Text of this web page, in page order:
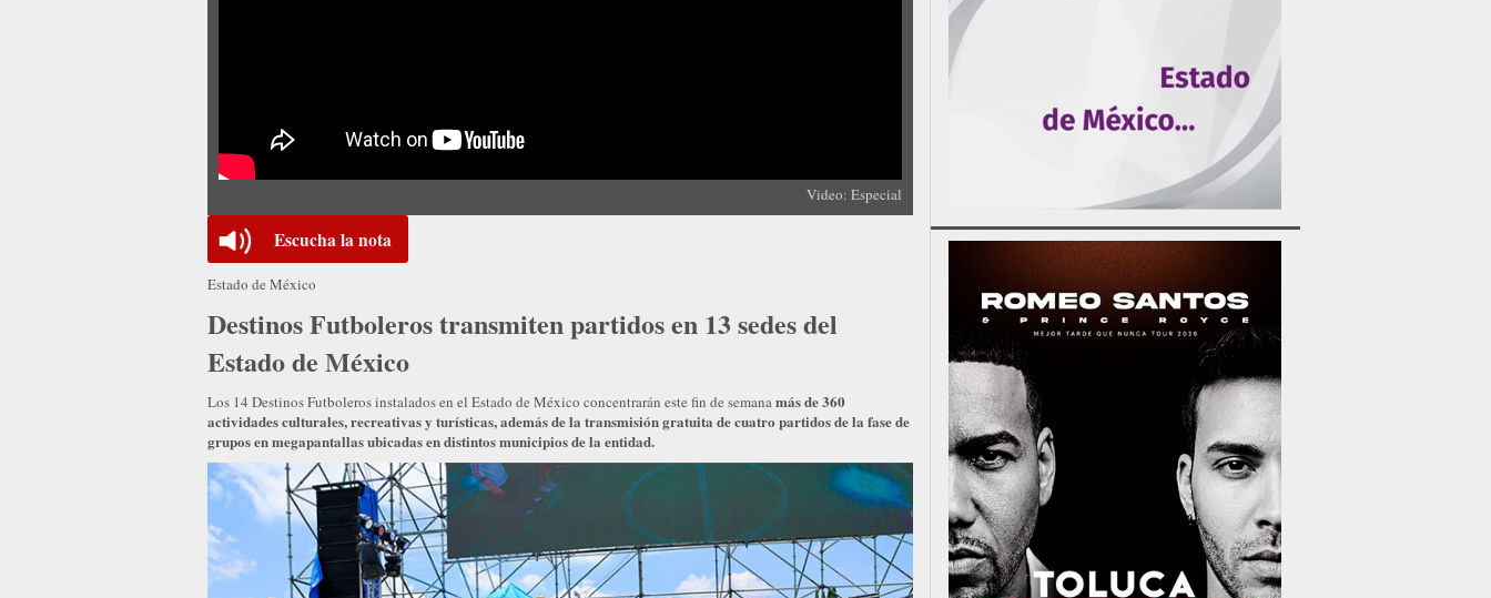
Video: Especial
Escucha la nota
Estado de México
Destinos Futboleros transmiten partidos en 13 sedes del
Estado de México
Los 14 Destinos Futboleros instalados en el Estado de México concentrarán este fin de semanamás de 360
actividades culturales, recreativas y turísticas, además de la transmisión gratuita de cuatro partidos de la fase de
grupos en megapantallas ubicadas en distintos municipios de la entidad.